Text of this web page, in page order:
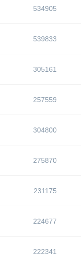
534905
539833
305161
257559
304800
275870
231175
224677
222341